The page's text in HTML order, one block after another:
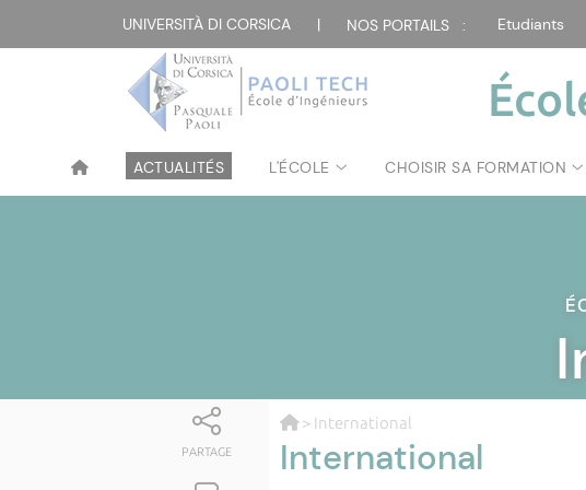
UNIVERSITÀ DI CORSICA | NOS PORTAILS : Etudiants
ACTUALITÉS L'ÉCOLE CHOISIR SA FORMATION
PARTAGE
> International
International